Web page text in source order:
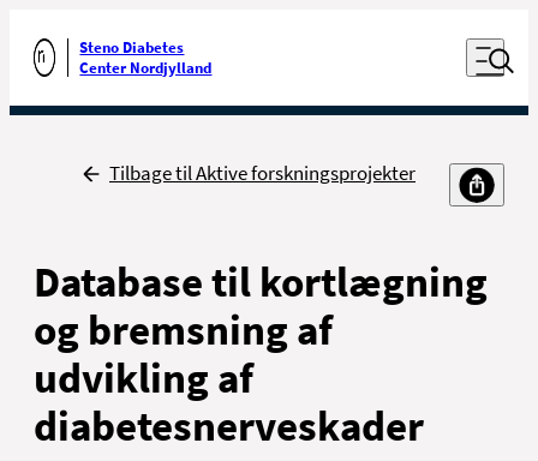
Gå til forsiden
Steno Diabetes
Center Nordjylland
Åben
Udfør søgning
Tilbage
Tilbage til Aktive forskningsprojekter
Database til kortlægning
og bremsning af
udvikling af
diabetesnerveskader